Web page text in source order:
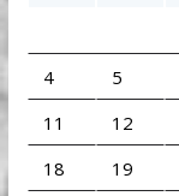
4
5
11
12
18
19